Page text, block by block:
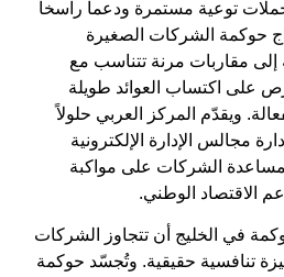
توعية مستمرة ودعماً راسخاً
حوكمة الشركات الصغيرة
إلى مقاربات مرنة تتناسب مع
على اكتساب العوائد طويلة
. ويقدّم المركز العربي حلولاً
مجالس الإدارة الإلكترونية
الشركات على مواكبة
الاقتصاد الوطني.
في الخليج أن تتجاوز الشركات
تنافسية حقيقية. وتُجسّد حوكمة